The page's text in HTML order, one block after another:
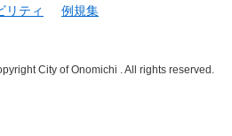
リティ 例規集
City of Onomichi . All rights reserved.